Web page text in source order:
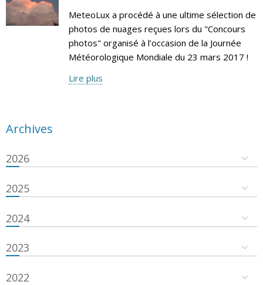
MeteoLux a procédé à une ultime sélection de
photos de nuages reçues lors du "Concours
photos" organisé à l’occasion de la Journée
Météorologique Mondiale du 23 mars 2017 !
Lire plus
Archives
2026
2025
2024
2023
2022